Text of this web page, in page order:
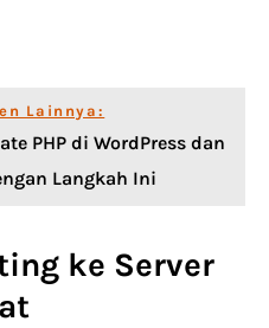
Lainnya:
PHP di WordPress dan
Langkah Ini
ke Server